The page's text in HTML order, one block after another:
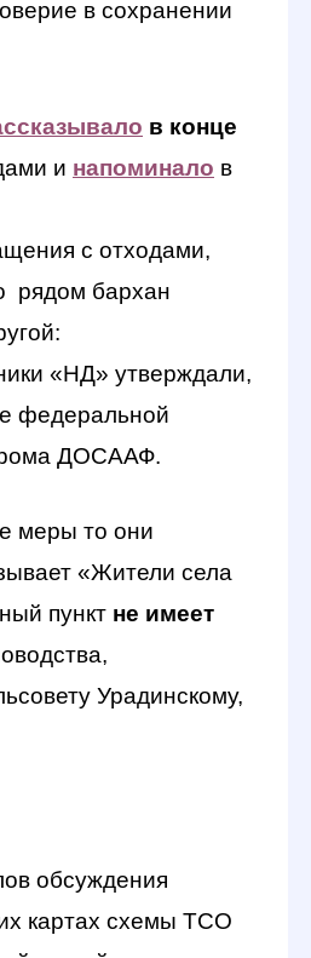
в сохранении
в конце
и напоминало в
с отходами,
рядом бархан
«НД» утверждали,
федеральной
ДОСААФ.
меры то они
«Жители села
пункт не имеет
Урадинскому,
обсуждения
картах схемы ТСО